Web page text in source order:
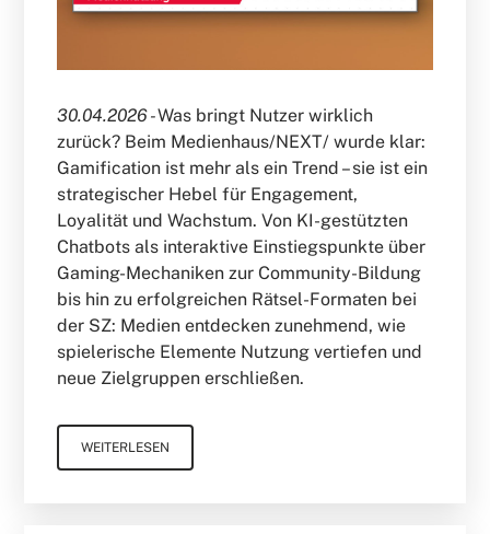
30.04.2026 -Was bringt Nutzer wirklich
zurück? Beim Medienhaus/NEXT/ wurde klar:
Gamification ist mehr als ein Trend – sie ist ein
strategischer Hebel für Engagement,
Loyalität und Wachstum. Von KI-gestützten
Chatbots als interaktive Einstiegspunkte über
Gaming-Mechaniken zur Community-Bildung
bis hin zu erfolgreichen Rätsel-Formaten bei
der SZ: Medien entdecken zunehmend, wie
spielerische Elemente Nutzung vertiefen und
neue Zielgruppen erschließen.
WEITERLESEN